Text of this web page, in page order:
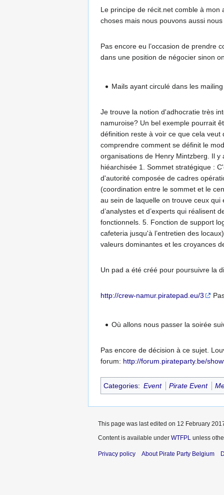
Le principe de récit.net comble à
choses mais nous pouvons aussi
Pas encore eu l’occasion de prendre
dans une position de négocier sinon
Mails ayant circulé dans les
Je trouve la notion d'adhocratie très
namuroise? Un bel exemple pourrait
définition reste à voir ce que cela
comprendre comment se définit le
organisations de Henry Mintzberg. Il y
hiéarchisée 1. Sommet stratégique :
d'autorité composée de cadres
(coordination entre le sommet et le
au sein de laquelle on trouve ceux
d’analystes et d’experts qui réalisent
fonctionnels. 5. Fonction de support
cafeteria jusqu'à l’entretien des
valeurs dominantes et les croyances
Un pad a été créé pour poursuivre la
http://crew-namur.piratepad.eu/3
Où allons nous passer la soirée
Pas encore de décision à ce sujet.
forum: http://forum.pirateparty.be/
Categories: Event Pirate Event
This page was last edited on 12 February
Content is available under WTFPL unless
Privacy policy About Pirate Party Belgium